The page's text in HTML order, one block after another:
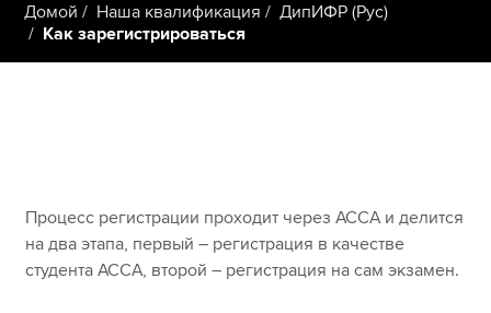
Студенты
О нас
Помощь и поддержка
Домой Наша квалификация
ДипИФР (Рус)
Как зарегистрироваться
Процесс регистрации проходит через АССА и делится
на два этапа, первый – регистрация в качестве
студента АССА, второй – регистрация на сам экзамен.